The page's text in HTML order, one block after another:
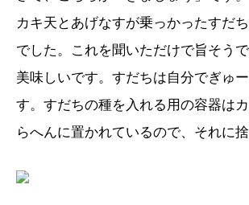
カキ天とあげなすが乗っかったすだ
でした。これを聞いただけで旨そうで
美味しいです。すだちは自分でぎゅ
す。すだちの種を入れる用の容器は
らへんに置かれているので、それに捨